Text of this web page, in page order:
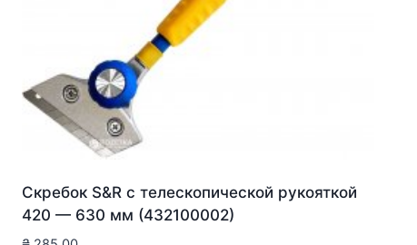
Скребок S&R с телескопической рукояткой
420 — 630 мм (432100002)